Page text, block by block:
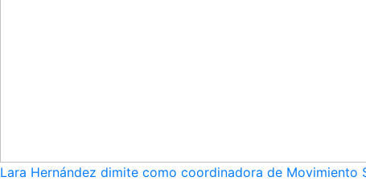
Lara Hernández dimite como coordinadora de